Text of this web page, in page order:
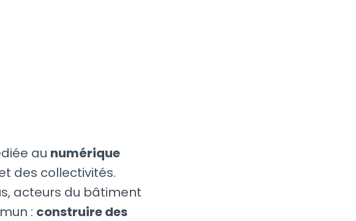
au numérique
des collectivités.
acteurs du bâtiment
: construire des